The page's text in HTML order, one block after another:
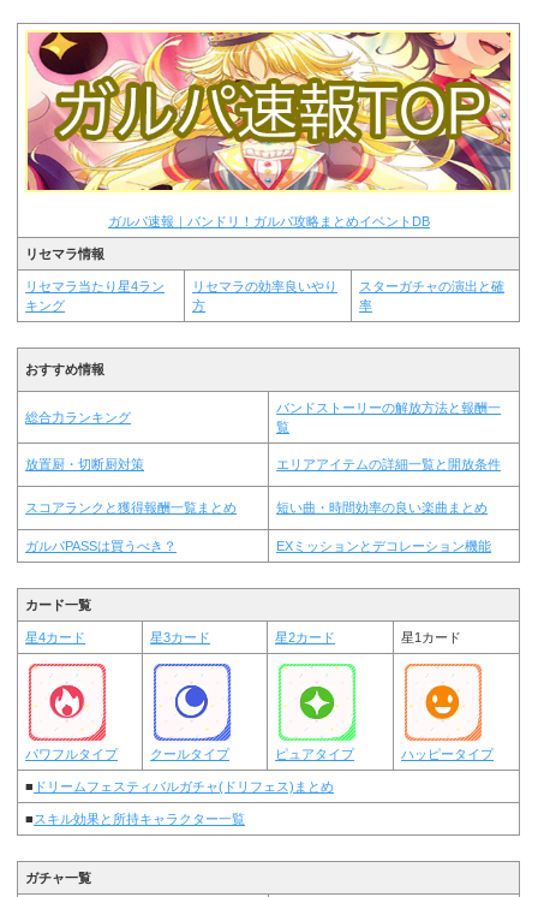
ガルパ速報｜バンドリ！ガルパ攻略まとめイベントDB
リセマラ情報
リセマラ当たり星4ラン
キング
リセマラの効率良いやり
方
スターガチャの演出と確
率
おすすめ情報
総合力ランキング
バンドストーリーの解放方法と報酬一
覧
放置厨・切断厨対策 エリアアイテムの詳細一覧と開放条件
スコアランクと獲得報酬一覧まとめ 短い曲・時間効率の良い楽曲まとめ
ガルパPASSは買うべき？ EXミッションとデコレーション機能
カード一覧
星4カード 星3カード 星2カード 星1カード
パワフルタイプ クールタイプ ピュアタイプ ハッピータイプ
■ ドリームフェスティバルガチャ(ドリフェス)まとめ
■スキル効果と所持キャラクター一覧
ガチャ一覧